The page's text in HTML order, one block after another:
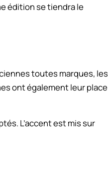
édition se tiendra le
toutes marques, les
ont également leur place
L’accent est mis sur